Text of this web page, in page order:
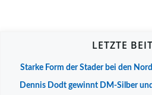
LETZTE
Starke Form der Stader bei den
Dennis Dodt gewinnt DM-Silber